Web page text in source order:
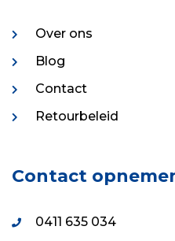
Over ons
Blog
Contact
Retourbeleid
Contact
0411 635 034